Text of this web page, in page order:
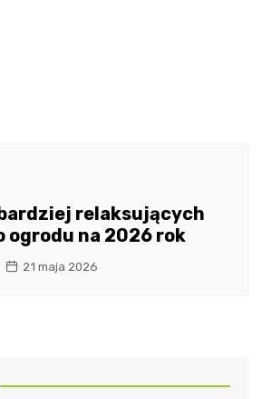
relaksujących
ogrodu na 2026 rok
21 maja 2026